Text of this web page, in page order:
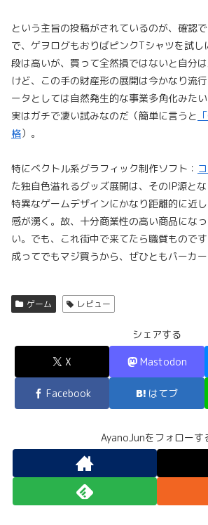
という主旨の投稿がされているのが、確認
で、ゲヲログもおりばピンクTシャツを試
段は高いが、買って全然損ではないと自分
けど、この手の財産形の展開は今かなり流
ータとしては自然発生的な事業多角化みたい
実はガチで凄い試みなのだ（簡単に言うと
格）。
特にベクトル系グラフィック制作ソフト：
た独自色溢れるグッズ展開は、そのIP源と
特異なゲームデザインにかなり距離的に近
感が湧く。故、十分商業性の高い商品にな
い。でも、これ街中で来てたら職質もので
成ってでもマジ買うから、ぜひともパーカ
ゲーム レビュー
シェアする
X Mastodon
Facebook はてブ
AyanoJunをフォローす